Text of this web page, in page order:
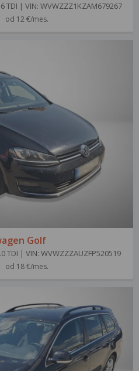
| VIN: WVWZZZ1KZAM679267
od 12 €/mes.
Golf
| VIN: WVWZZZAUZFP520519
od 18 €/mes.